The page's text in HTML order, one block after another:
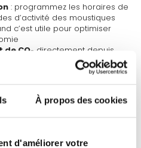
À propos des cookies
d'améliorer votre
: programmez les horaires de
d’activité des moustiques
c’est utile pour optimiser
CO₂ directement depuis
les moustiques
des résultats rapides et
rapport performance /